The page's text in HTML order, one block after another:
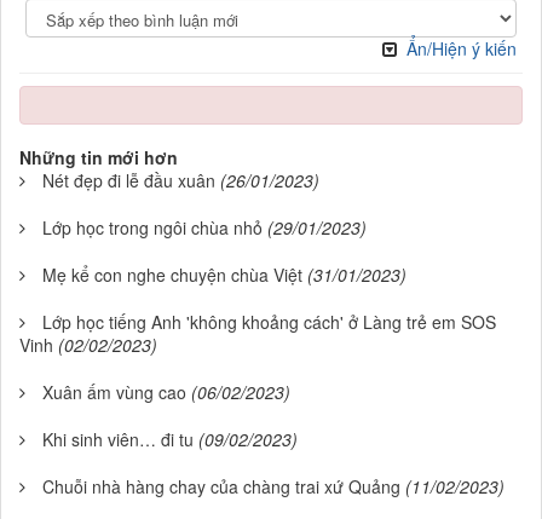
Ẩn/Hiện ý kiến
Những tin mới hơn
Nét đẹp đi lễ đầu xuân (26/01/2023)
Lớp học trong ngôi chùa nhỏ (29/01/2023)
Mẹ kể con nghe chuyện chùa Việt (31/01/2023)
Lớp học tiếng Anh 'không khoảng cách' ở Làng trẻ em SOS
Vinh (02/02/2023)
Xuân ấm vùng cao (06/02/2023)
Khi sinh viên… đi tu (09/02/2023)
Chuỗi nhà hàng chay của chàng trai xứ Quảng (11/02/2023)